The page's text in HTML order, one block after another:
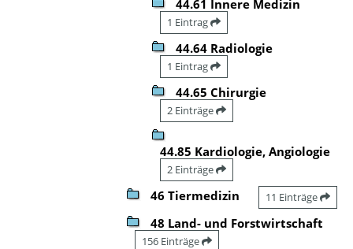
44.61 Innere Medizin
1 Eintrag
44.64 Radiologie
1 Eintrag
44.65 Chirurgie
2 Einträge
44.85 Kardiologie, Angiologie
2 Einträge
46 Tiermedizin 11 Einträge
48 Land- und Forstwirtschaft
156 Einträge